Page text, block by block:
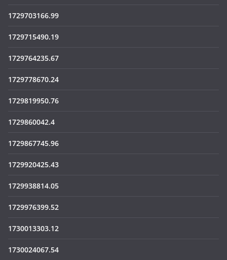
1729703166.99
1729715490.19
1729764235.67
1729778670.24
1729819950.76
1729860042.4
1729867745.96
1729920425.43
1729938814.05
1729976399.52
1730013303.12
1730024067.54